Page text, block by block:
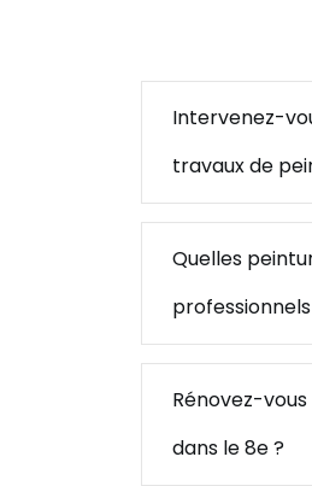
Intervenez-
travaux de
Quelles
Rénovez-
dans le 8e ?